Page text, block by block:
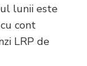
lunii este
cont
LRP de